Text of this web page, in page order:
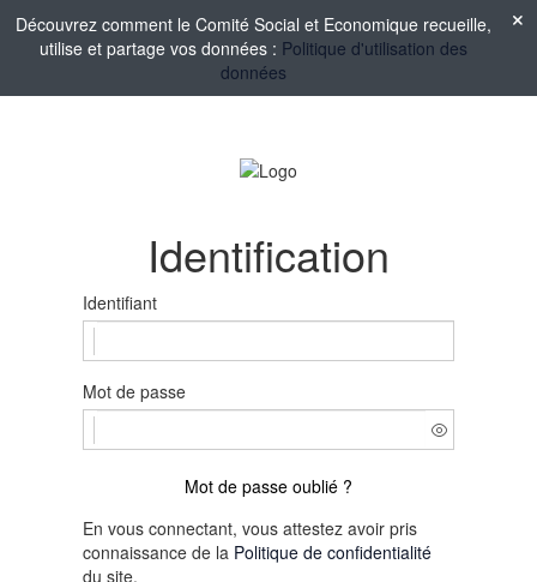
Découvrez comment le Comité Social et Economique recueille,
utilise et partage vos données : Politique d'utilisation des
données
Identification
Identifiant
Mot de passe
Mot de passe oublié ?
En vous connectant, vous attestez avoir pris
connaissance de la Politique de confidentialité
du site.